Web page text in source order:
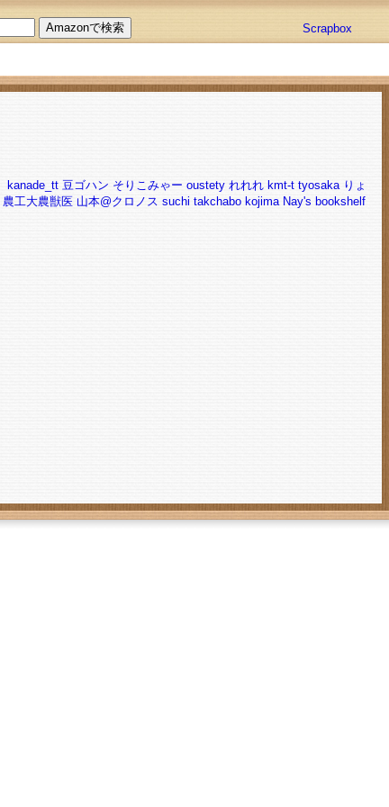
Scrapbox
kanade_tt 豆ゴハン そりこみゃー oustety れれれ kmt-t tyosaka りょ
農工大農獣医 山本@クロノス suchi takchabo kojima Nay's bookshelf